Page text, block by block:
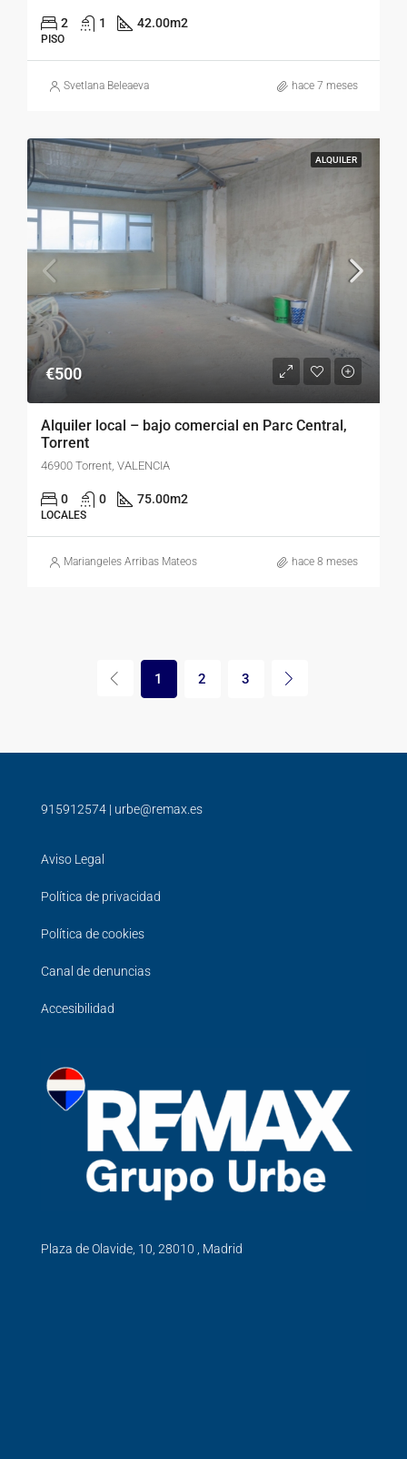
2 1 42.00m2
PISO
Svetlana Beleaeva hace 7 meses
ALQUILER
€500
Alquiler local – bajo comercial en Parc Central,
Torrent
46900 Torrent, VALENCIA
0 0 75.00m2
LOCALES
Mariangeles Arribas Mateos hace 8 meses
1 2 3
915912574 | urbe@remax.es
Aviso Legal
Política de privacidad
Política de cookies
Canal de denuncias
Accesibilidad
Plaza de Olavide, 10, 28010 , Madrid